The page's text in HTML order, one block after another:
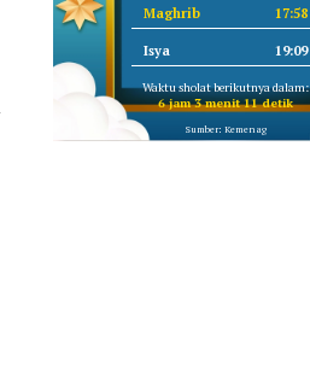
Maghrib 17:58
Isya 19:09
Waktu sholat berikutnya dalam:
6 jam 3 menit 10 detik
Sumber: Kemenag